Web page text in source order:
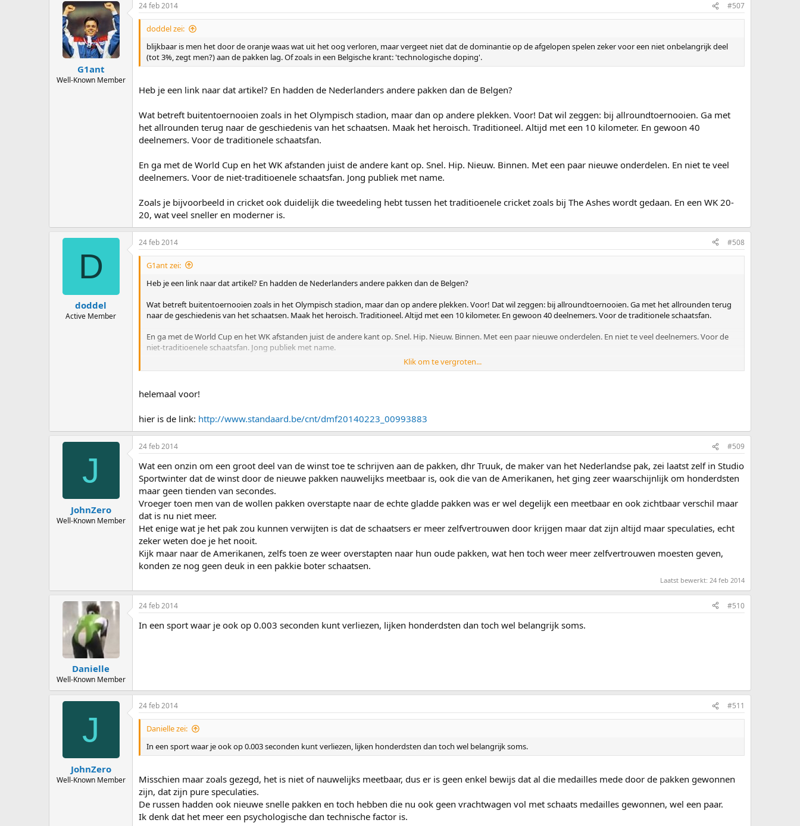
G1ant
Well-Known Member
24 feb 2014 #507
doddel zei:
blijkbaar is men het door de oranje waas wat uit het oog verloren, maar vergeet niet dat de dominantie op de afgelopen spelen zeker voor een niet onbelangrijk deel
(tot 3%, zegt men?) aan de pakken lag. Of zoals in een Belgische krant: 'technologische doping'.
Heb je een link naar dat artikel? En hadden de Nederlanders andere pakken dan de Belgen?
Wat betreft buitentoernooien zoals in het Olympisch stadion, maar dan op andere plekken. Voor! Dat wil zeggen: bij allroundtoernooien. Ga met
het allrounden terug naar de geschiedenis van het schaatsen. Maak het heroisch. Traditioneel. Altijd met een 10 kilometer. En gewoon 40
deelnemers. Voor de traditionele schaatsfan.
En ga met de World Cup en het WK afstanden juist de andere kant op. Snel. Hip. Nieuw. Binnen. Met een paar nieuwe onderdelen. En niet te veel
deelnemers. Voor de niet-traditioenele schaatsfan. Jong publiek met name.
Zoals je bijvoorbeeld in cricket ook duidelijk die tweedeling hebt tussen het traditioenele cricket zoals bij The Ashes wordt gedaan. En een WK 20-
20, wat veel sneller en moderner is.
D
doddel
Active Member
24 feb 2014 #508
G1ant zei:
Heb je een link naar dat artikel? En hadden de Nederlanders andere pakken dan de Belgen?
Wat betreft buitentoernooien zoals in het Olympisch stadion, maar dan op andere plekken. Voor! Dat wil zeggen: bij allroundtoernooien. Ga met het allrounden terug
naar de geschiedenis van het schaatsen. Maak het heroisch. Traditioneel. Altijd met een 10 kilometer. En gewoon 40 deelnemers. Voor de traditionele schaatsfan.
En ga met de World Cup en het WK afstanden juist de andere kant op. Snel. Hip. Nieuw. Binnen. Met een paar nieuwe onderdelen. En niet te veel deelnemers. Voor de
niet-traditioenele schaatsfan. Jong publiek met name.
Zoals je bijvoorbeeld in cricket ook duidelijk die tweedeling hebt tussen het traditioenele cricket zoals bij The Ashes wordt gedaan. En een WK 20-20, wat veel sneller en
Klik om te vergroten...
helemaal voor!
hier is de link: http://www.standaard.be/cnt/dmf20140223_00993883
J
JohnZero
Well-Known Member
24 feb 2014 #509
Wat een onzin om een groot deel van de winst toe te schrijven aan de pakken, dhr Truuk, de maker van het Nederlandse pak, zei laatst zelf in Studio
Sportwinter dat de winst door de nieuwe pakken nauwelijks meetbaar is, ook die van de Amerikanen, het ging zeer waarschijnlijk om honderdsten
maar geen tienden van secondes.
Vroeger toen men van de wollen pakken overstapte naar de echte gladde pakken was er wel degelijk een meetbaar en ook zichtbaar verschil maar
dat is nu niet meer.
Het enige wat je het pak zou kunnen verwijten is dat de schaatsers er meer zelfvertrouwen door krijgen maar dat zijn altijd maar speculaties, echt
zeker weten doe je het nooit.
Kijk maar naar de Amerikanen, zelfs toen ze weer overstapten naar hun oude pakken, wat hen toch weer meer zelfvertrouwen moesten geven,
konden ze nog geen deuk in een pakkie boter schaatsen.
Laatst bewerkt: 24 feb 2014
Danielle
Well-Known Member
24 feb 2014 #510
In een sport waar je ook op 0.003 seconden kunt verliezen, lijken honderdsten dan toch wel belangrijk soms.
J
JohnZero
Well-Known Member
24 feb 2014 #511
Danielle zei:
In een sport waar je ook op 0.003 seconden kunt verliezen, lijken honderdsten dan toch wel belangrijk soms.
Misschien maar zoals gezegd, het is niet of nauwelijks meetbaar, dus er is geen enkel bewijs dat al die medailles mede door de pakken gewonnen
zijn, dat zijn pure speculaties.
De russen hadden ook nieuwe snelle pakken en toch hebben die nu ook geen vrachtwagen vol met schaats medailles gewonnen, wel een paar.
Ik denk dat het meer een psychologische dan technische factor is.